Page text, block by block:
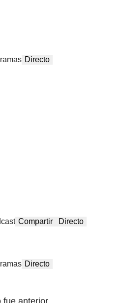
Directo
Compartir Directo
Directo